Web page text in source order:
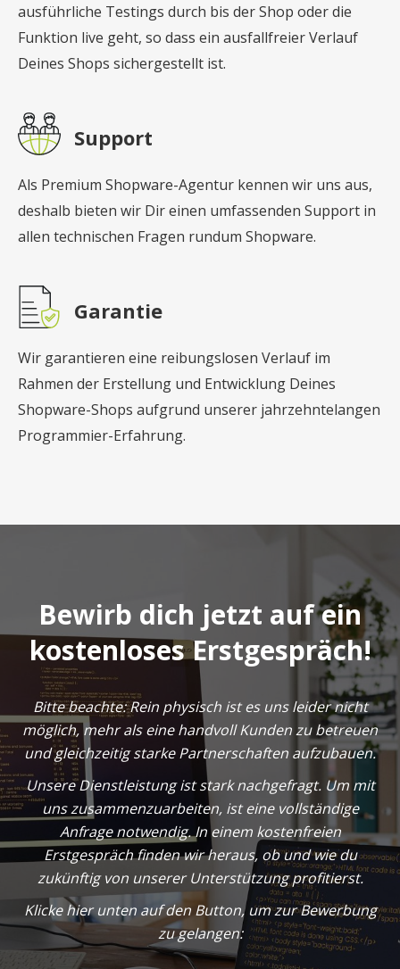
ausführliche Testings durch bis der Shop oder die
Funktion live geht, so dass ein ausfallfreier Verlauf
Deines Shops sichergestellt ist.
Support
Als Premium Shopware-Agentur kennen wir uns aus,
deshalb bieten wir Dir einen umfassenden Support in
allen technischen Fragen rundum Shopware.
Garantie
Wir garantieren eine reibungslosen Verlauf im
Rahmen der Erstellung und Entwicklung Deines
Shopware-Shops aufgrund unserer jahrzehntelangen
Programmier-Erfahrung.
Bewirb dich jetzt auf ein
kostenloses Erstgespräch!
Bitte beachte: Rein physisch ist es uns leider nicht
möglich, mehr als eine handvoll Kunden zu betreuen
und gleichzeitig starke Partnerschaften aufzubauen.
Unsere Dienstleistung ist stark nachgefragt. Um mit
uns zusammenzuarbeiten, ist eine vollständige
Anfrage notwendig. In einem kostenfreien
Erstgespräch finden wir heraus, ob und wie du
zukünftig von unserer Unterstützung profitierst.
Klicke hier unten auf den Button, um zur Bewerbung
zu gelangen: